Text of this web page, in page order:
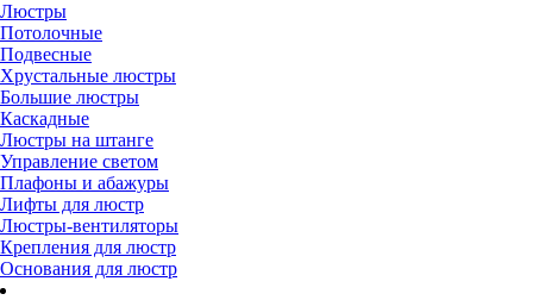
Люстры
Потолочные
Подвесные
Хрустальные люстры
Большие люстры
Каскадные
Люстры на штанге
Управление светом
Плафоны и абажуры
Лифты для люстр
Люстры-вентиляторы
Крепления для люстр
Основания для люстр